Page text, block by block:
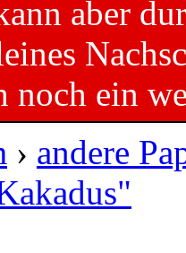
aber
noch ein
› andere